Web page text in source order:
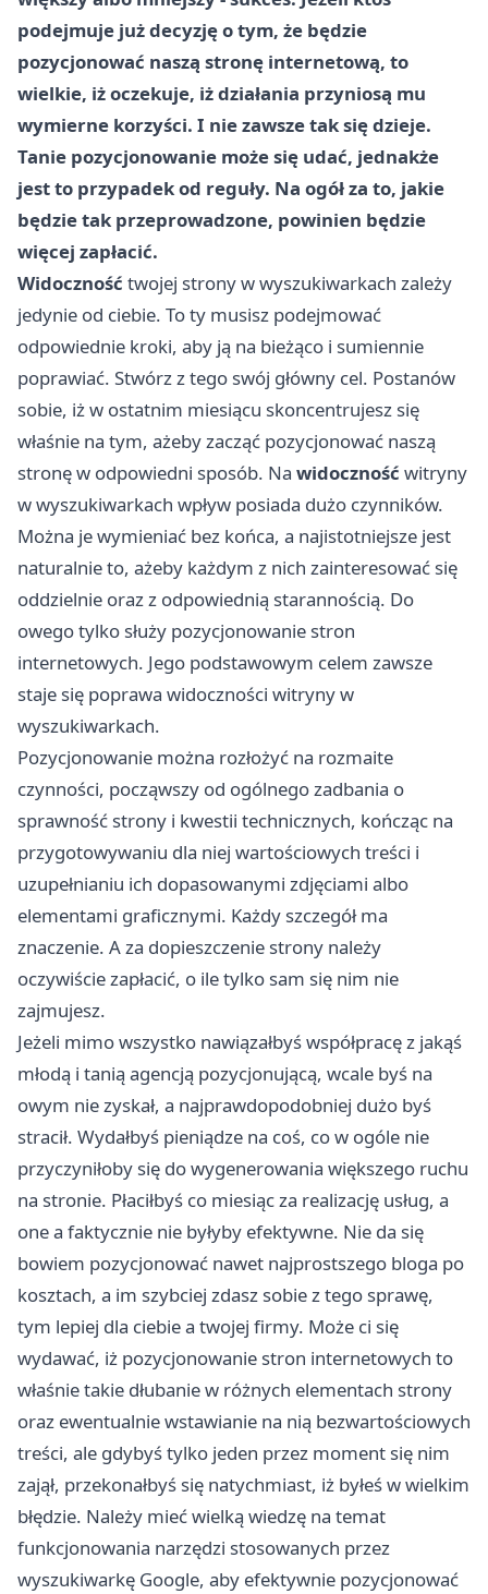
podejmuje już decyzję o tym, że będzie
pozycjonować naszą stronę internetową, to
wielkie, iż oczekuje, iż działania przyniosą mu
wymierne korzyści. I nie zawsze tak się dzieje.
Tanie pozycjonowanie może się udać, jednakże
jest to przypadek od reguły. Na ogół za to, jakie
będzie tak przeprowadzone, powinien będzie
więcej zapłacić.
Widoczność twojej strony w wyszukiwarkach zależy
jedynie od ciebie. To ty musisz podejmować
odpowiednie kroki, aby ją na bieżąco i sumiennie
poprawiać. Stwórz z tego swój główny cel. Postanów
sobie, iż w ostatnim miesiącu skoncentrujesz się
właśnie na tym, ażeby zacząć pozycjonować naszą
stronę w odpowiedni sposób. Na widoczność witryny
w wyszukiwarkach wpływ posiada dużo czynników.
Można je wymieniać bez końca, a najistotniejsze jest
naturalnie to, ażeby każdym z nich zainteresować się
oddzielnie oraz z odpowiednią starannością. Do
owego tylko służy pozycjonowanie stron
internetowych. Jego podstawowym celem zawsze
staje się poprawa widoczności witryny w
wyszukiwarkach.
Pozycjonowanie można rozłożyć na rozmaite
czynności, począwszy od ogólnego zadbania o
sprawność strony i kwestii technicznych, kończąc na
przygotowywaniu dla niej wartościowych treści i
uzupełnianiu ich dopasowanymi zdjęciami albo
elementami graficznymi. Każdy szczegół ma
znaczenie. A za dopieszczenie strony należy
oczywiście zapłacić, o ile tylko sam się nim nie
zajmujesz.
Jeżeli mimo wszystko nawiązałbyś współpracę z jakąś
młodą i tanią agencją pozycjonującą, wcale byś na
owym nie zyskał, a najprawdopodobniej dużo byś
stracił. Wydałbyś pieniądze na coś, co w ogóle nie
przyczyniłoby się do wygenerowania większego ruchu
na stronie. Płaciłbyś co miesiąc za realizację usług, a
one a faktycznie nie byłyby efektywne. Nie da się
bowiem pozycjonować nawet najprostszego bloga po
kosztach, a im szybciej zdasz sobie z tego sprawę,
tym lepiej dla ciebie a twojej firmy. Może ci się
wydawać, iż pozycjonowanie stron internetowych to
właśnie takie dłubanie w różnych elementach strony
oraz ewentualnie wstawianie na nią bezwartościowych
treści, ale gdybyś tylko jeden przez moment się nim
zajął, przekonałbyś się natychmiast, iż byłeś w wielkim
błędzie. Należy mieć wielką wiedzę na temat
funkcjonowania narzędzi stosowanych przez
wyszukiwarkę Google, aby efektywnie pozycjonować